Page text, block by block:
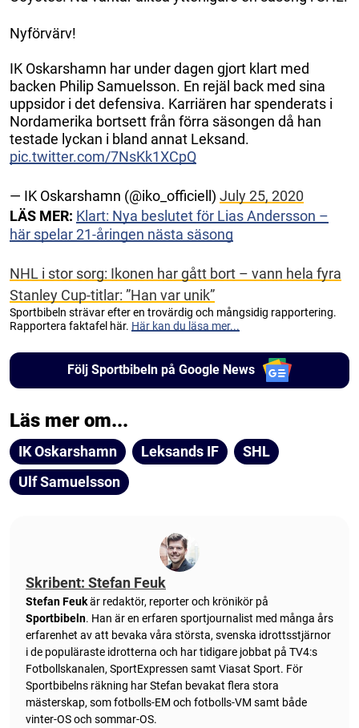
Nyförvärv!
IK Oskarshamn har under dagen gjort klart med
backen Philip Samuelsson. En rejäl back med sina
uppsidor i det defensiva. Karriären har spenderats i
Nordamerika bortsett från förra säsongen då han
testade lyckan i bland annat Leksand.
pic.twitter.com/7NsKk1XCpQ
— IK Oskarshamn (@iko_officiell) July 25, 2020
LÄS MER: Klart: Nya beslutet för Lias Andersson –
här spelar 21-åringen nästa säsong
NHL i stor sorg: Ikonen har gått bort – vann hela fyra
Stanley Cup-titlar: ”Han var unik”
Sportbibeln strävar efter en trovärdig och mångsidig rapportering.
Rapportera faktafel här. Här kan du läsa mer...
Följ Sportbibeln på Google News
Läs mer om...
IK Oskarshamn Leksands IF
SHL
Ulf Samuelsson
Skribent: Stefan Feuk
Stefan Feukär redaktör, reporter och krönikör på
Sportbibeln. Han är en erfaren sportjournalist med många års
erfarenhet av att bevaka våra största, svenska idrottsstjärnor
i de populäraste idrotterna och har tidigare jobbat på TV4:s
Fotbollskanalen, SportExpressen samt Viasat Sport. För
Sportbibelns räkning har Stefan bevakat flera stora
mästerskap, som fotbolls-EM och fotbolls-VM samt både
vinter-OS och sommar-OS.